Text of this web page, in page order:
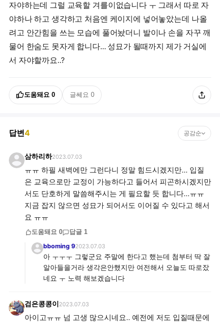
자야하는데 그럴 교육할 겨를이없습니다 ㅜ 그래서 따로 자
야하나 하고 생각하고 처음엔 케이지에 넣어놓았는데 나올
려고 안간힘을 쓰는 모습에 풀어놨더니 발이나 손을 자꾸 깨
물어 한숨도 못자게 합니다... 성묘가 될때까지 제가 거실에
서 자야할까요..?
도움돼요 0 글쎄요 0
답변4 공감순
삼하리하2023.07.03
ㅠㅠ 하필 새벽에만 그런다니 정말 힘드시겠지만... 입질
은 교육으로만 교정이 가능하다고 들어서 피곤하시겠지만
서도 단호하게 말씀해주시는 게 필요할 듯 합니다...ㅠㅠ
지금 잡지 않으면 성묘가 되어서도 이어질 수 있다고 해서
요 ㅠㅠ
도움돼요 0 답글 1
bboming 92023.07.03
아 ㅜㅜㅜ 그렇군요 주말에 한다고 했는데 첨부터 딱 잘
알아들을거라 생각은안했지만 여전해서 오늘도 따로잤
네요 ㅜ 노력 해보겠습니다
검은콩콩이 2023.07.03
아이고ㅠㅠ 넘 고생 많으시네요.. 예전에 저도 입질때문에